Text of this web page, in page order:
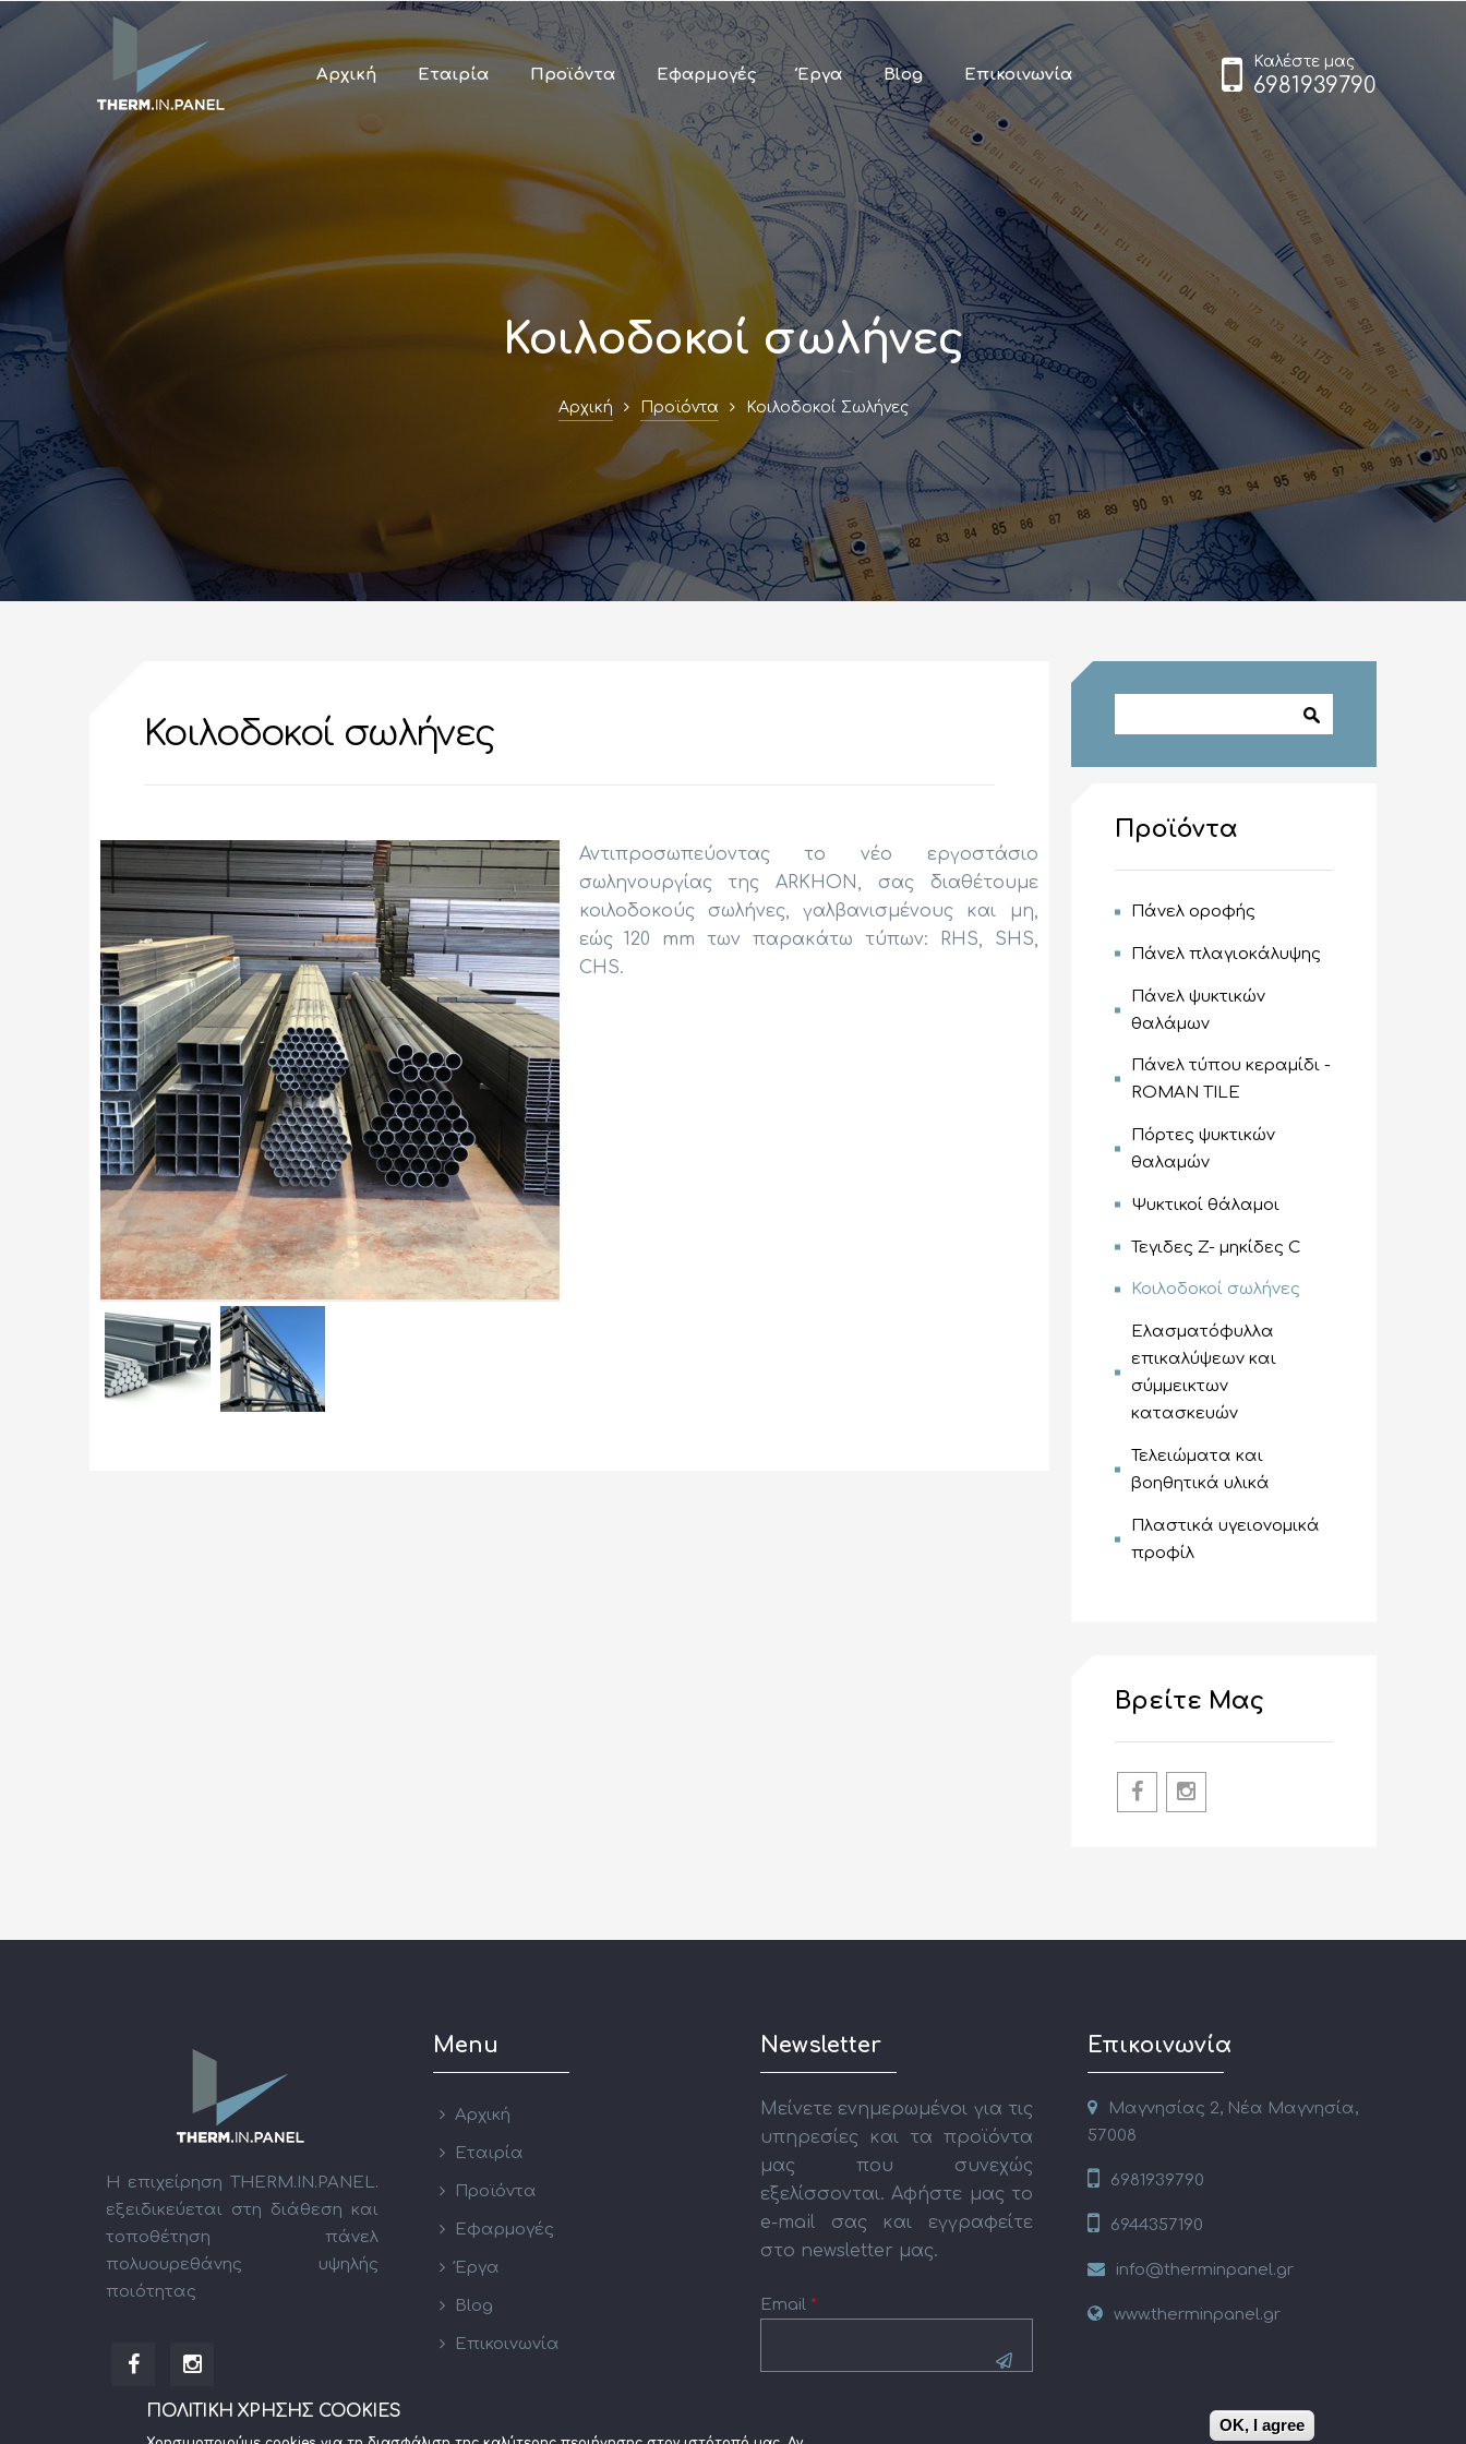
Παράκαμψη
προς το
κυρίως
περιεχόμενο
Αρχική Εταιρία Προϊόντα Εφαρμογές Έργα Blog Επικοινωνία
Καλέστε μας
6981939790
Κοιλοδοκοί σωλήνες
Αρχική Προϊόντα Κοιλοδοκοί Σωλήνες
Κοιλοδοκοί σωλήνες
Αντιπροσωπεύοντας το νέο εργοστάσιο
σωληνουργίας της ARKHON, σας διαθέτουμε
κοιλοδοκούς σωλήνες, γαλβανισμένους και μη,
εώς 120 mm των παρακάτω τύπων: RHS, SHS,
CHS.
Προϊόντα
Πάνελ οροφής
Πάνελ πλαγιοκάλυψης
Πάνελ ψυκτικών
θαλάμων
Πάνελ τύπου κεραμίδι -
ROMAN TILE
Πόρτες ψυκτικών
θαλαμών
Ψυκτικοί θάλαμοι
Τεγιδες Z- μηκίδες C
Κοιλοδοκοί σωλήνες
Ελασματόφυλλα
επικαλύψεων και
σύμμεικτων
κατασκευών
Τελειώματα και
βοηθητικά υλικά
Πλαστικά υγειονομικά
προφίλ
Βρείτε Μας
Η επιχείρηση THERM.IN.PANEL.
εξειδικεύεται στη διάθεση και
τοποθέτηση πάνελ
πολυουρεθάνης υψηλής
ποιότητας
Menu
Αρχική
Εταιρία
Προϊόντα
Εφαρμογές
Έργα
Blog
Επικοινωνία
Newsletter
Μείνετε ενημερωμένοι για τις
υπηρεσίες και τα προϊόντα
μας που συνεχώς
εξελίσσονται. Αφήστε μας το
e-mail σας και εγγραφείτε
στο newsletter μας.
Email *
Επικοινωνία
Μαγνησίας 2, Νέα Μαγνησία,
57008
6981939790
6944357190
info@therminpanel.gr
www.therminpanel.gr
ΠΟΛΙΤΙΚΗ ΧΡΗΣΗΣ COOKIES
OK, I agree